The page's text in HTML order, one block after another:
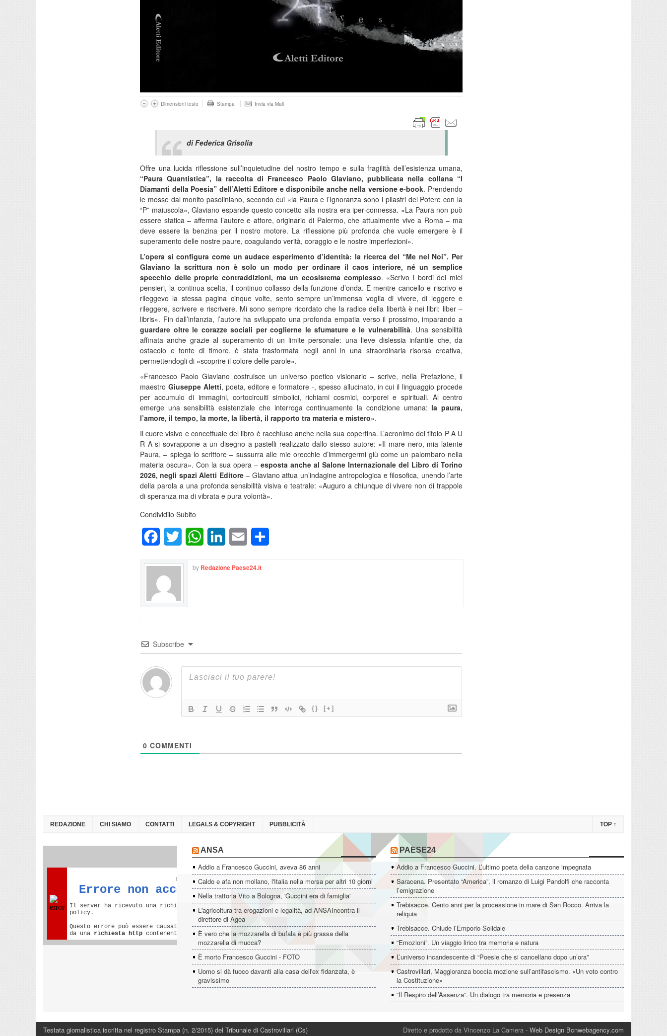
Dimensioni testo Stampa Invia via Mail
di Federica Grisolia
Offre una lucida riflessione sull’inquietudine del nostro tempo e sulla fragilità dell’esistenza umana,
“Paura Quantistica”, la raccolta di Francesco Paolo Glaviano, pubblicata nella collana “I
Diamanti della Poesia” dell’Aletti Editore e disponibile anche nella versione e-book. Prendendo
le mosse dal monito pasoliniano, secondo cui «la Paura e l’Ignoranza sono i pilastri del Potere con la
“P” maiuscola», Glaviano espande questo concetto alla nostra era iper-connessa. «La Paura non può
essere statica – afferma l’autore e attore, originario di Palermo, che attualmente vive a Roma – ma
deve essere la benzina per il nostro motore. La riflessione più profonda che vuole emergere è il
superamento delle nostre paure, coagulando verità, coraggio e le nostre imperfezioni».
L’opera si configura come un audace esperimento d’identità: la ricerca del “Me nel Noi”. Per
Glaviano la scrittura non è solo un modo per ordinare il caos interiore, né un semplice
specchio delle proprie contraddizioni, ma un ecosistema complesso. «Scrivo i bordi dei miei
pensieri, la continua scelta, il continuo collasso della funzione d’onda. E mentre cancello e riscrivo e
rileggevo la stessa pagina cinque volte, sento sempre un’immensa voglia di vivere, di leggere e
rileggere, scrivere e riscrivere. Mi sono sempre ricordato che la radice della libertà è nei libri: liber –
libris». Fin dall’infanzia, l’autore ha sviluppato una profonda empatia verso il prossimo, imparando a
guardare oltre le corazze sociali per coglierne le sfumature e le vulnerabilità. Una sensibilità
affinata anche grazie al superamento di un limite personale: una lieve dislessia infantile che, da
ostacolo e fonte di timore, è stata trasformata negli anni in una straordinaria risorsa creativa,
permettendogli di «scoprire il colore delle parole».
«Francesco Paolo Glaviano costruisce un universo poetico visionario – scrive, nella Prefazione, il
maestro Giuseppe Aletti, poeta, editore e formatore -, spesso allucinato, in cui il linguaggio procede
per accumulo di immagini, cortocircuiti simbolici, richiami cosmici, corporei e spirituali. Al centro
emerge una sensibilità esistenziale che interroga continuamente la condizione umana: la paura,
l’amore, il tempo, la morte, la libertà, il rapporto tra materia e mistero».
Il cuore visivo e concettuale del libro è racchiuso anche nella sua copertina. L’acronimo del titolo P A U
R A si sovrappone a un disegno a pastelli realizzato dallo stesso autore: «Il mare nero, mia latente
Paura, – spiega lo scrittore – sussurra alle mie orecchie d’immergermi giù come un palombaro nella
materia oscura». Con la sua opera – esposta anche al Salone Internazionale del Libro di Torino
2026, negli spazi Aletti Editore– Glaviano attua un’indagine antropologica e filosofica, unendo l’arte
della parola a una profonda sensibilità visiva e teatrale: «Auguro a chiunque di vivere non di trappole
di speranza ma di vibrata e pura volontà».
Condividilo Subito
FacebookTwitter WhatsAppLinkedInEmail
by Redazione Paese24.it
Subscribe
{} [+]
0 COMMENTI
REDAZIONE CHI SIAMO CONTATTI LEGALS & COPYRIGHT PUBBLICITÀ TOP ↑
ANSA
Addio a Francesco Guccini, aveva 86 anni
Caldo e afa non mollano, l'Italia nella morsa per altri 10 giorni
Nella trattoria Vito a Bologna, 'Guccini era di famiglia'
L'agricoltura tra erogazioni e legalità, ad ANSAIncontra il
direttore di Agea
È vero che la mozzarella di bufala è più grassa della
mozzarella di mucca?
È morto Francesco Guccini - FOTO
Uomo si dà fuoco davanti alla casa dell'ex fidanzata, è
gravissimo
PAESE24
Addio a Francesco Guccini. L’ultimo poeta della canzone impegnata
Saracena. Presentato “America”, il romanzo di Luigi Pandolfi che racconta
l’emigrazione
Trebisacce. Cento anni per la processione in mare di San Rocco. Arriva la
reliquia
Trebisacce. Chiude l’Emporio Solidale
“Emozioni”. Un viaggio lirico tra memoria e natura
L’universo incandescente di “Poesie che si cancellano dopo un’ora”
Castrovillari, Maggioranza boccia mozione sull’antifascismo. «Un voto contro
la Costituzione»
“Il Respiro dell’Assenza”. Un dialogo tra memoria e presenza
Testata giornalistica iscritta nel registro Stampa (n. 2/2015) del Tribunale di Castrovillari (Cs) Diretto e prodotto da Vincenzo La Camera - Web Design Bcnwebagency.com